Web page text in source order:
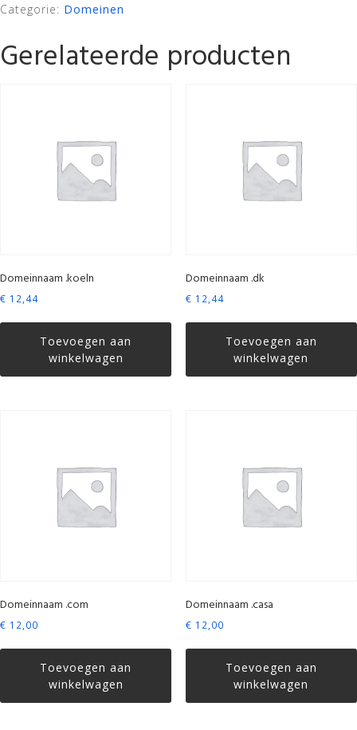
Categorie: Domeinen
Gerelateerde producten
Domeinnaam .koeln
€ 12,44
Toevoegen aan
winkelwagen
Domeinnaam .dk
€ 12,44
Toevoegen aan
winkelwagen
Domeinnaam .com
€ 12,00
Toevoegen aan
winkelwagen
Domeinnaam .casa
€ 12,00
Toevoegen aan
winkelwagen